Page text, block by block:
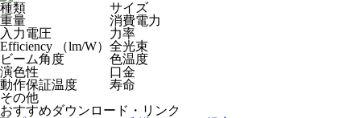
種類
サイズ
重量
消費電力
入力電圧
力率
Efficiency （lm/W） 全光束
ビーム角度
色温度
演色性
口金
動作保証温度
寿命
その他
おすすめダウンロード・リンク